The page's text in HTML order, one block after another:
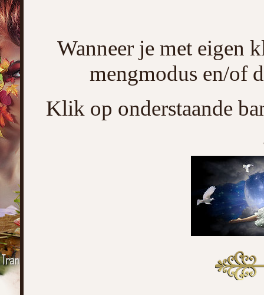
Wanneer je met eigen
mengmodus en/of
Klik op onderstaande